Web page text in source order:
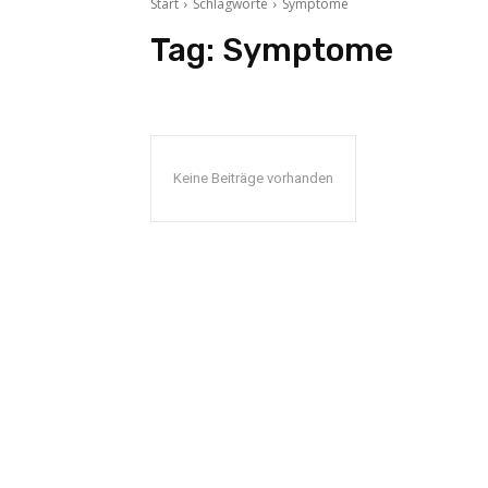
Start Schlagworte Symptome
Tag: Symptome
Keine Beiträge vorhanden